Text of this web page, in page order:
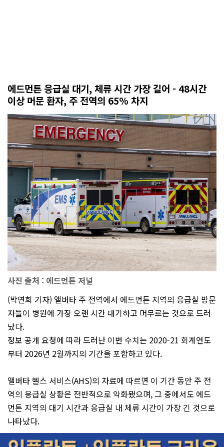
에드먼튼 응급실 대기, 체류 시간 가장 길어 - 48시간
이상 머문 환자, 주 전역의 65% 차지
사진 출처 : 에드먼튼 저널
(박연희 기자) 앨버타 주 전역에서 에드먼튼 지역의 응급실 방문
자들이 병원에 가장 오랜 시간 대기하고 머무르는 것으로 드러
났다.
정보 공개 요청에 따라 드러난 이번 수치는 2020-21 회계연도
부터 2026년 2월까지의 기간을 포함하고 있다.
앨버타 헬스 서비스(AHS)의 자료에 따르면 이 기간 동안 주 전
역의 응급실 상황은 전반적으로 악화됐으며, 그 중에서도 에드
먼튼 지역의 대기 시간과 응급실 내 체류 시간이 가장 긴 것으로
나타났다.